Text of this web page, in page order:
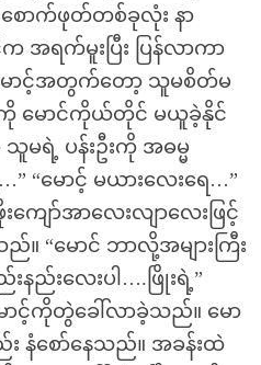
စောက်ဖုတ်တစ်ခုလုံး နာ
အရက်မူးပြီး ပြန်လာကာ
ောင့်အတွက်တော့ သူမစိတ်မ
ကို မောင်ကိုယ်တိုင် မယူခဲ့နိုင်
မရဲ့ ပန်းဦးကို အဓမ္မ
“မောင့် မယားလေးရေ…”
ကျော်အာလေးလျာလေးဖြင့်
။ “မောင် ဘာလို့အများကြီး
ည်းလေးပါ….ဖြိုးရဲ့”
င့်ကိုတွဲခေါ်လာခဲ့သည်။ မော
စော်နေသည်။ အခန်းထဲ